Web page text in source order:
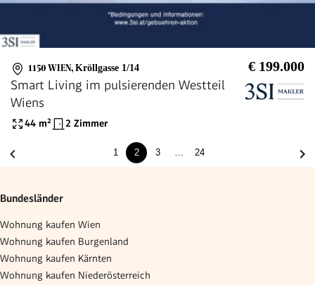
1150 WIEN, Kröllgasse 1/14 € 199.000
Smart Living im pulsierenden Westteil
Wiens
44 m² 2 Zimmer
1 2 3 24
Bundesländer
Wohnung kaufen Wien
Wohnung kaufen Burgenland
Wohnung kaufen Kärnten
Wohnung kaufen Niederösterreich